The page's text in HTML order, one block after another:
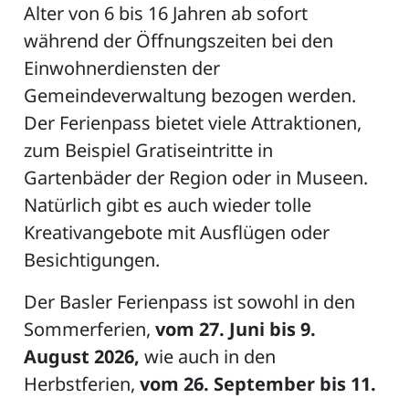
Alter von 6 bis 16 Jahren ab sofort
während der Öffnungszeiten bei den
Einwohnerdiensten der
Gemeindeverwaltung bezogen werden.
Der Ferienpass bietet viele Attraktionen,
zum Beispiel Gratiseintritte in
Gartenbäder der Region oder in Museen.
Natürlich gibt es auch wieder tolle
Kreativangebote mit Ausflügen oder
Besichtigungen.
Der Basler Ferienpass ist sowohl in den
Sommerferien,vom 27. Juni bis 9.
August 2026, wie auch in den
Herbstferien,vom 26. September bis 11.